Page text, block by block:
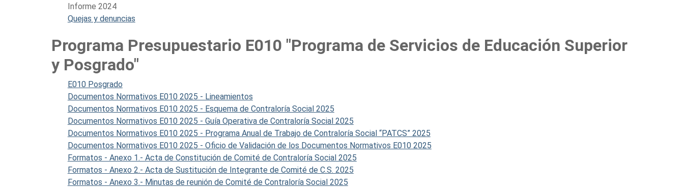
Informe 2024
Quejas y denuncias
Programa Presupuestario E010 "Programa de Servicios de Educación Superior
y Posgrado"
E010 Posgrado
Documentos Normativos E010 2025 - Lineamientos
Documentos Normativos E010 2025 - Esquema de Contraloría Social 2025
Documentos Normativos E010 2025 - Guía Operativa de Contraloría Social 2025
Documentos Normativos E010 2025 - Programa Anual de Trabajo de Contraloría Social “PATCS” 2025
Documentos Normativos E010 2025 - Oficio de Validación de los Documentos Normativos E010 2025
Formatos - Anexo 1.- Acta de Constitución de Comité de Contraloría Social 2025
Formatos - Anexo 2.- Acta de Sustitución de Integrante de Comité de C.S. 2025
Formatos - Anexo 3.- Minutas de reunión de Comité de Contraloría Social 2025